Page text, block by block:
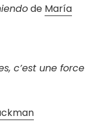
de María
c’est une force